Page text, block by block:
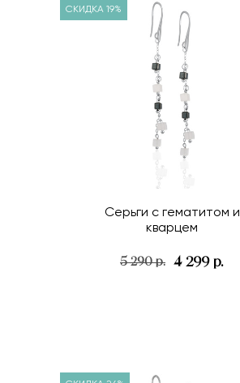
СКИДКА 19%
Серьги с гематитом и
кварцем
5 290 р. 4 299 р.